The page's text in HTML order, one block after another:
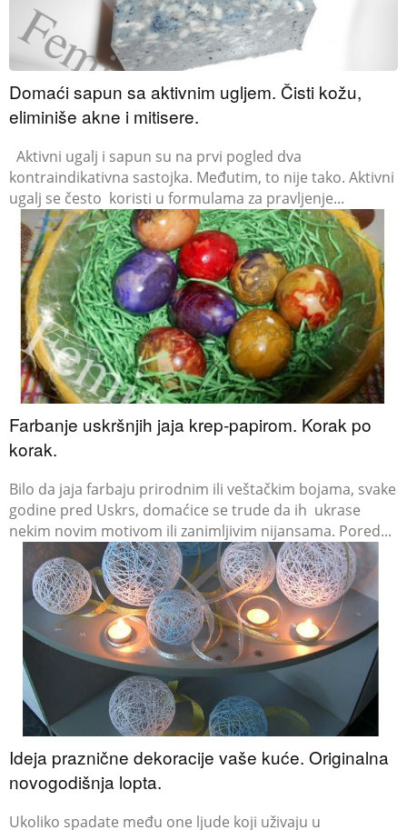
Domaći sapun sa aktivnim ugljem. Čisti kožu,
eliminiše akne i mitisere.
kontraindikativna sastojka. Međutim, to nije tako. Aktivni
ugalj se često koristi u formulama za pravljenje...
Farbanje uskršnjih jaja krep-papirom. Korak po
korak.
Bilo da jaja farbaju prirodnim ili veštačkim bojama, svake
godine pred Uskrs, domaćice se trude da ih ukrase
nekim novim motivom ili zanimljivim nijansama. Pored...
Ideja praznične dekoracije vaše kuće. Originalna
novogodišnja lopta.
Ukoliko spadate među one ljude koji uživaju u